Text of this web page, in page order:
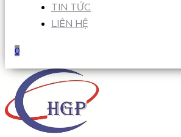
TIN TỨC
LIÊN HỆ
0